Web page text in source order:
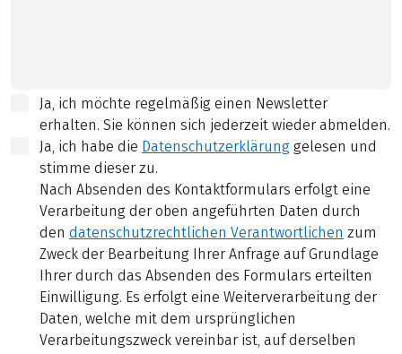
Ja, ich möchte regelmäßig einen Newsletter
erhalten. Sie können sich jederzeit wieder abmelden.
Ja, ich habe die Datenschutzerklärung gelesen und
stimme dieser zu.
Nach Absenden des Kontaktformulars erfolgt eine
Verarbeitung der oben angeführten Daten durch
den datenschutzrechtlichen Verantwortlichen zum
Zweck der Bearbeitung Ihrer Anfrage auf Grundlage
Ihrer durch das Absenden des Formulars erteilten
Einwilligung. Es erfolgt eine Weiterverarbeitung der
Daten, welche mit dem ursprünglichen
Verarbeitungszweck vereinbar ist, auf derselben